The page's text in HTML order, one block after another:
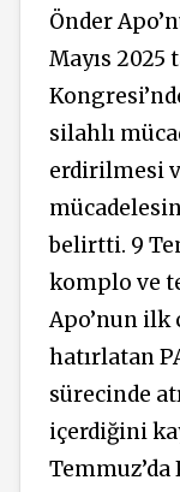
Önder
Mayıs
silahlı
erdirilmesi
belirtti. 9
komplo ve
Apo’nun ilk
hatırlatan
sürecinde
içerdiğini
Temmuz’da